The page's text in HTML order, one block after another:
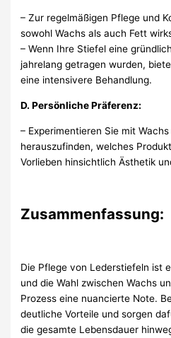
– Zur regelmäßigen Pflege und
sowohl Wachs als auch Fett
– Wenn Ihre Stiefel eine
jahrelang getragen wurden,
eine intensivere Behandlung.
D. Persönliche Präferenz:
– Experimentieren Sie mit
herauszufinden, welches
Vorlieben hinsichtlich Ästhetik
Zusammenfassung:
Die Pflege von Lederstiefeln ist
und die Wahl zwischen Wachs
Prozess eine nuancierte Note.
deutliche Vorteile und sorgen
die gesamte Lebensdauer